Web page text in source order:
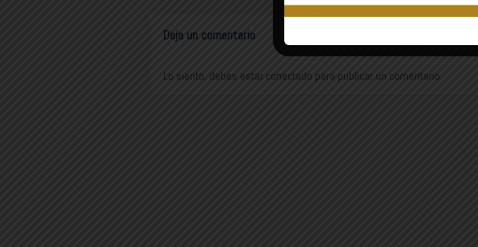
Deja un comentario
Lo siento, debes estar conectado para publicar un comentario.